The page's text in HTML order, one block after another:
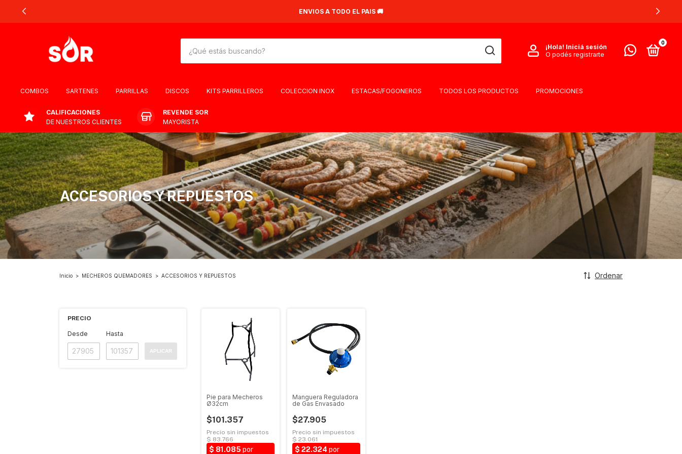
ENVIOS A TODO EL PAIS 🚚
¡Hola! Iniciá sesión
O podés registrarte
0
COMBOS SARTENES PARRILLAS DISCOS KITS PARRILLEROS COLECCION INOX ESTACAS/FOGONEROS TODOS LOS PRODUCTOS PROMOCIONES
CALIFICACIONES
DE NUESTROS CLIENTES
REVENDE SOR
MAYORISTA
ACCESORIOS Y REPUESTOS
Inicio > MECHEROS QUEMADORES > ACCESORIOS Y REPUESTOS Ordenar
PRECIO
Desde Hasta
APLICAR
Pie para Mecheros
Ø32cm
$101.357
Manguera Reguladora
de Gas Envasado
$27.905